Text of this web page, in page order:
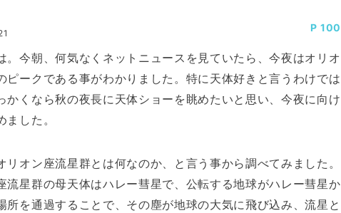
100
。今朝、何気なくネットニュースを見ていたら、今夜はオリオ
ピークである事がわかりました。特に天体好きと言うわけでは
かくなら秋の夜長に天体ショーを眺めたいと思い、今夜に向け
した。
リオン座流星群とは何なのか、と言う事から調べてみました。
流星群の母天体はハレー彗星で、公転する地球がハレー彗星か
所を通過することで、その塵が地球の大気に飛び込み、流星と